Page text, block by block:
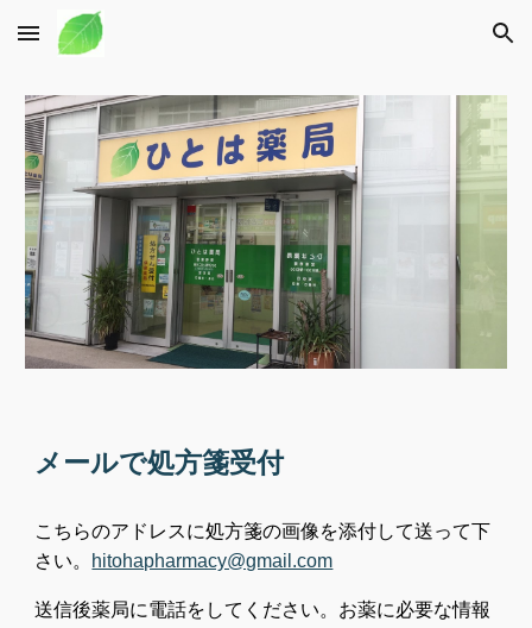
Skip to main content Skip to navigation
メールで処方箋受付
こちらのアドレスに処方箋の画像を添付して送って下
さい。 hitohapharmacy@gmail.com
送信後薬局に電話をしてください。お薬に必要な情報